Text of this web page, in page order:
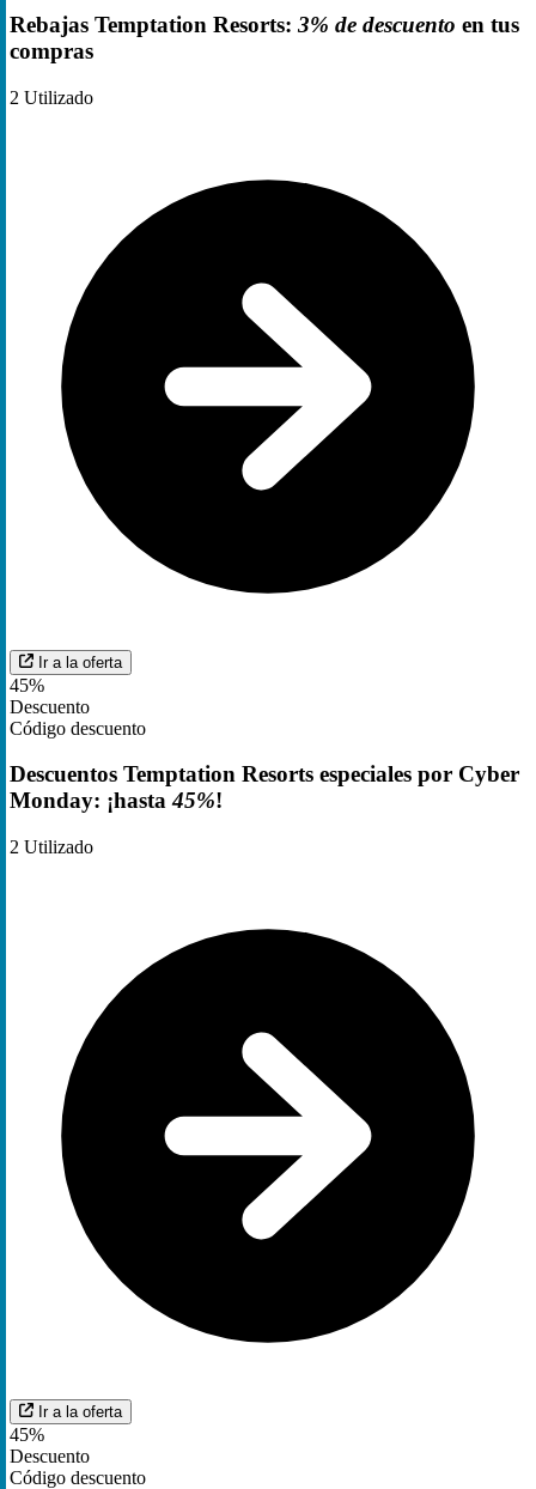
Rebajas Temptation Resorts: 3% de descuento en tus
compras
2 Utilizado
Ir a la oferta
45%
Descuento
Código descuento
Descuentos Temptation Resorts especiales por Cyber
Monday: ¡hasta45%!
2 Utilizado
Ir a la oferta
45%
Descuento
Código descuento